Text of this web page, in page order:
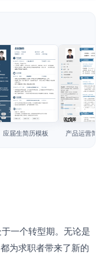
查看模板
应届生简历模板
查看模板
产品运营简
一个转型期。无论是
为求职者带来了新的